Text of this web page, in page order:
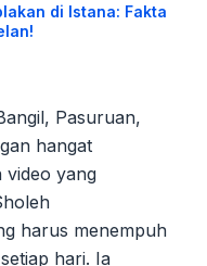
di Istana: Fakta
Pasuruan,
hangat
video yang
harus menempuh
hari. Ia